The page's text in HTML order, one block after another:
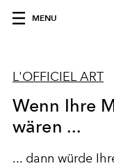
MENU
L'OFFICIEL ART
Wenn Ihre
wären ...
... dann würde